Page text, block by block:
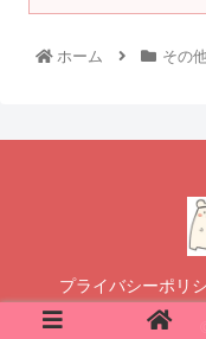
ホーム その
プライバシーポリ